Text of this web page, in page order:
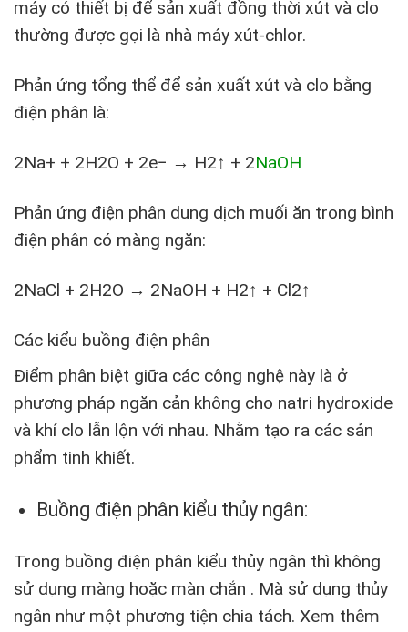
máy có thiết bị để sản xuất đồng thời xút và clo
thường được gọi là nhà máy xút-chlor.
Phản ứng tổng thể để sản xuất xút và clo bằng
điện phân là:
2Na+ + 2H2O + 2e− → H2↑ + 2NaOH
Phản ứng điện phân dung dịch muối ăn trong bình
điện phân có màng ngăn:
2NaCl + 2H2O → 2NaOH + H2↑ + Cl2↑
Các kiểu buồng điện phân
Điểm phân biệt giữa các công nghệ này là ở
phương pháp ngăn cản không cho natri hydroxide
và khí clo lẫn lộn với nhau. Nhằm tạo ra các sản
phẩm tinh khiết.
Buồng điện phân kiểu thủy ngân:
Trong buồng điện phân kiểu thủy ngân thì không
sử dụng màng hoặc màn chắn . Mà sử dụng thủy
ngân như một phương tiện chia tách. Xem thêm